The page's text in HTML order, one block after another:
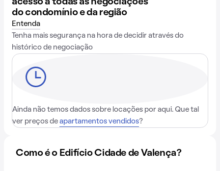
acesso a todas as negociações
do condomínio e da região
Entenda
Tenha mais segurança na hora de decidir através do
histórico de negociação
Ainda não temos dados sobre locações por aqui. Que tal
ver preços de apartamentos vendidos?
Como é o Edifício Cidade de Valença?